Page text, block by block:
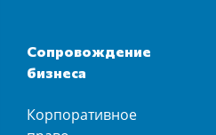
Сопровождение
бизнеса
Корпоративное